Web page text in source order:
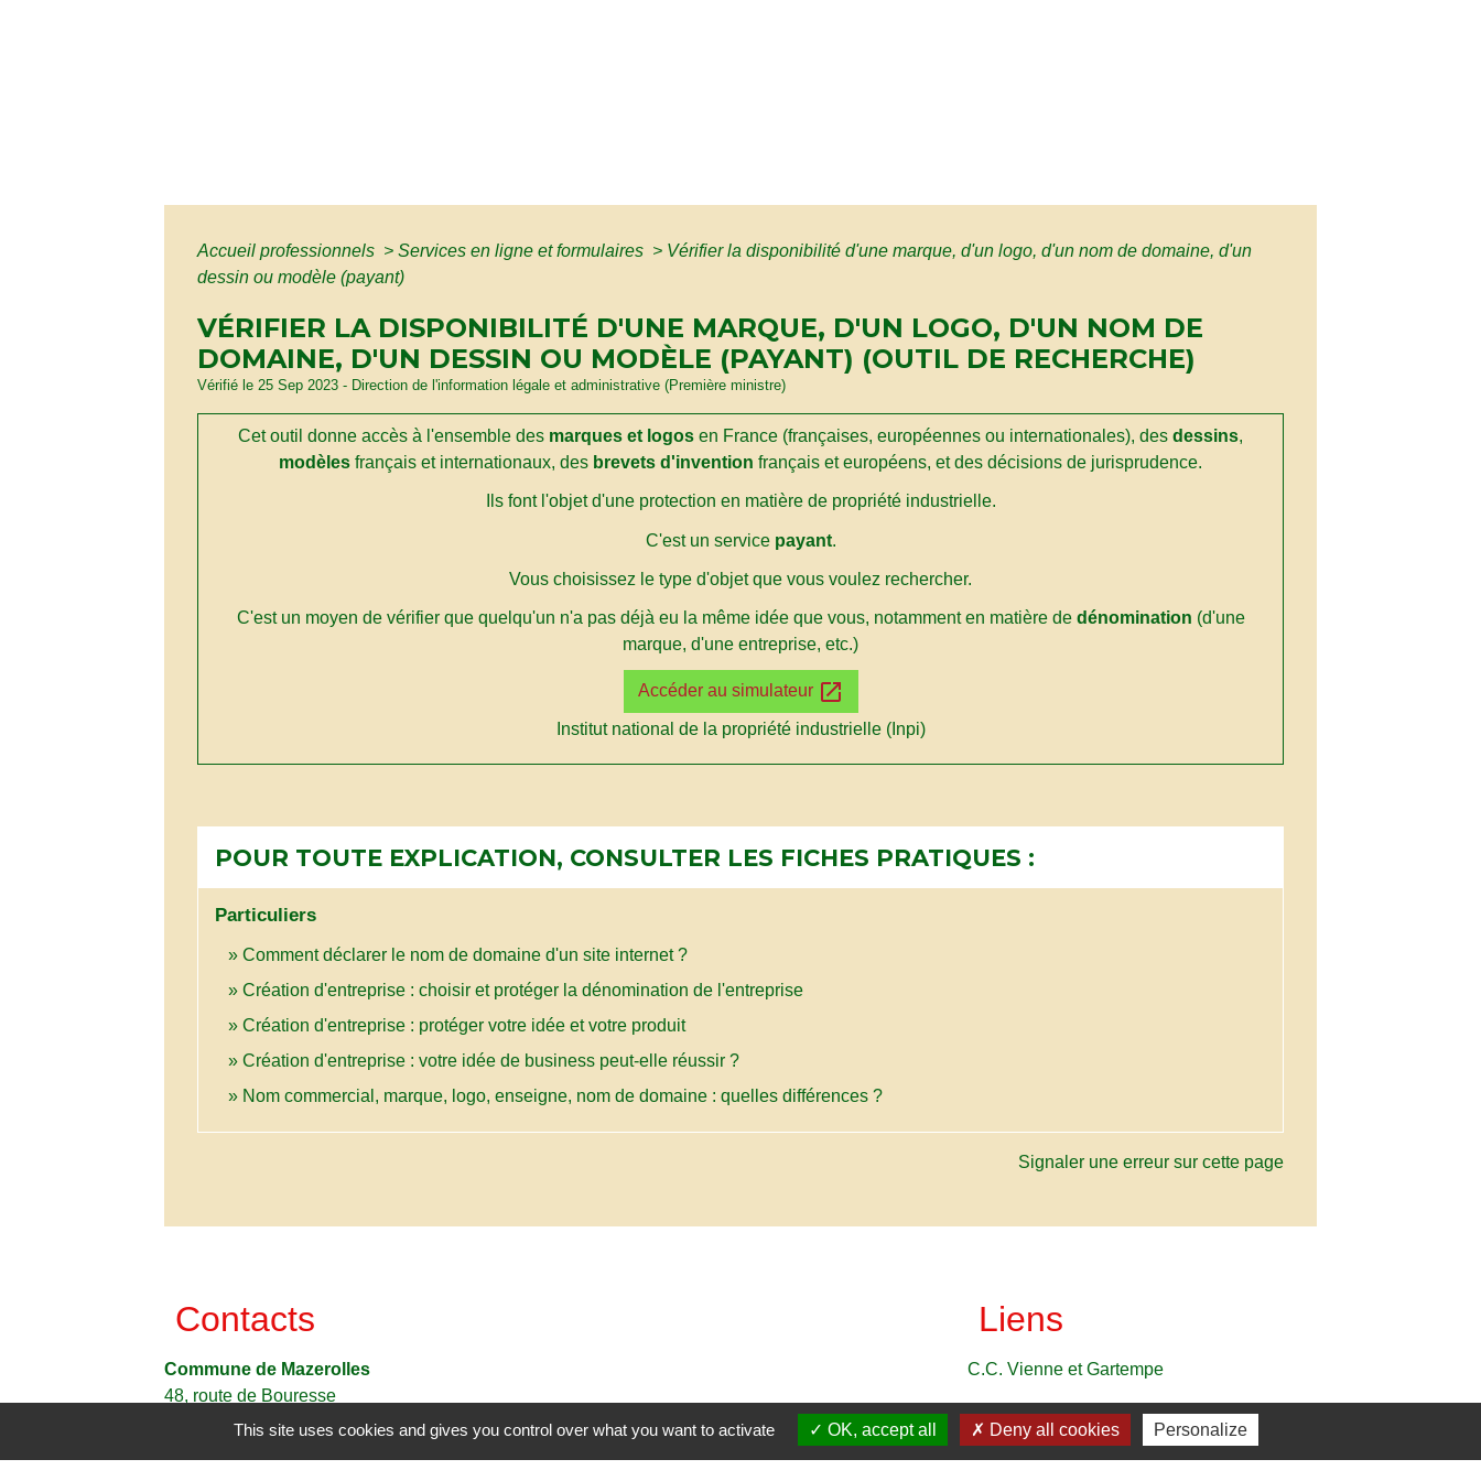
Accueil professionnels > Services en ligne et formulaires > Vérifier la disponibilité d'une marque, d'un logo, d'un nom de domaine, d'un
dessin ou modèle (payant)
VÉRIFIER LA DISPONIBILITÉ D'UNE MARQUE, D'UN LOGO, D'UN NOM DE
DOMAINE, D'UN DESSIN OU MODÈLE (PAYANT) (OUTIL DE RECHERCHE)
Vérifié le 25 Sep 2023 - Direction de l'information légale et administrative (Première ministre)
Cet outil donne accès à l'ensemble des marques et logos en France (françaises, européennes ou internationales), des dessins,
modèles français et internationaux, des brevets d'invention français et européens, et des décisions de jurisprudence.
Ils font l'objet d'une protection en matière de propriété industrielle.
C'est un service payant.
Vous choisissez le type d'objet que vous voulez rechercher.
C'est un moyen de vérifier que quelqu'un n'a pas déjà eu la même idée que vous, notamment en matière de dénomination (d'une
marque, d'une entreprise, etc.)
Accéder au simulateur open_in_new
Institut national de la propriété industrielle (Inpi)
POUR TOUTE EXPLICATION, CONSULTER LES FICHES PRATIQUES :
Particuliers
Comment déclarer le nom de domaine d'un site internet ?
Création d'entreprise : choisir et protéger la dénomination de l'entreprise
Création d'entreprise : protéger votre idée et votre produit
Création d'entreprise : votre idée de business peut-elle réussir ?
Nom commercial, marque, logo, enseigne, nom de domaine : quelles différences ?
Signaler une erreur sur cette page
Contacts
Commune de Mazerolles
48, route de Bouresse
86320 Mazerolles - FRANCE
Liens
C.C. Vienne et Gartempe
This site uses cookies and gives you control over what you want to activate OK, accept all Deny all cookies Personalize